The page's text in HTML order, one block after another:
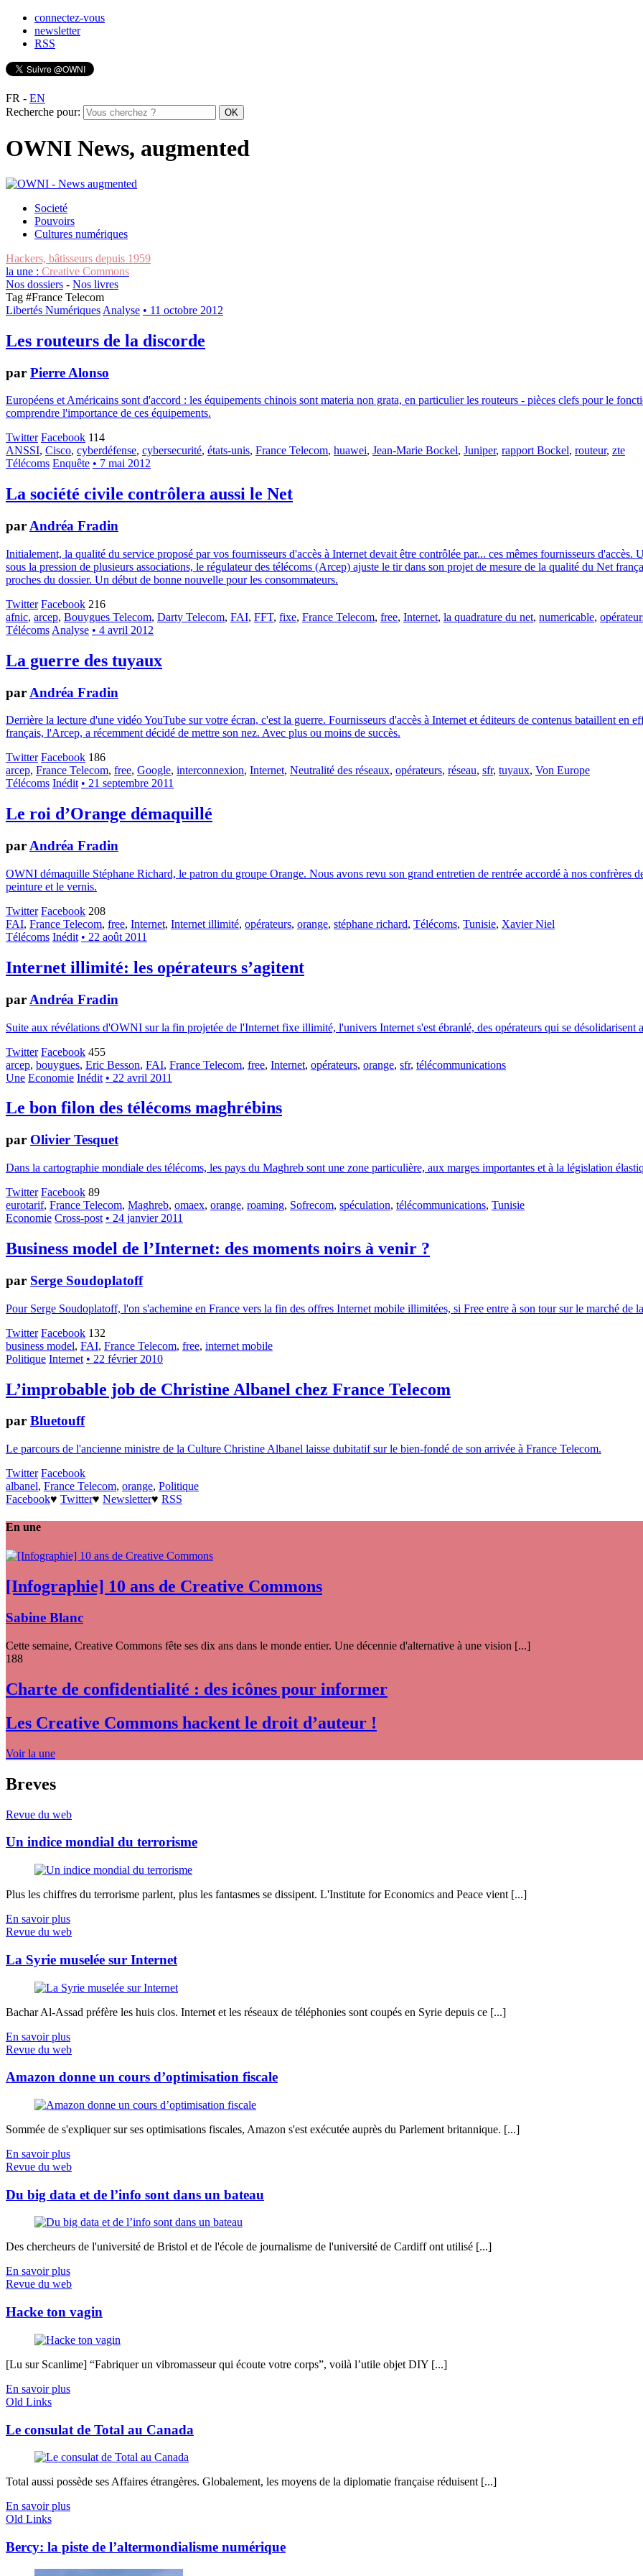
connectez-vous
newsletter
RSS
FR - EN
Recherche pour:
OWNI News, augmented
Societé
Pouvoirs
Cultures numériques
Hackers, bâtisseurs depuis 1959
la une : Creative Commons
Nos dossiers - Nos livres
Tag #France Telecom
Libertés Numériques Analyse • 11 octobre 2012
Les routeurs de la discorde
par Pierre Alonso
Européens et Américains sont d'accord : les équipements chinois sont materia non grata, en particulier les routeurs - pièces clefs pour le
comprendre l'importance de ces équipements.
Twitter Facebook 114
ANSSI, Cisco, cyberdéfense, cybersecurité, états-unis, France Telecom, huawei, Jean-Marie Bockel, Juniper, rapport Bockel, routeur, zte
Télécoms Enquête • 7 mai 2012
La société civile contrôlera aussi le Net
parAndréa Fradin
Initialement, la qualité du service proposé par vos fournisseurs d'accès à Internet devait être contrôlée par... ces mêmes fournisseurs
sous la pression de plusieurs associations, le régulateur des télécoms (Arcep) ajuste le tir dans son projet de mesure de la qualité du Net
proches du dossier. Un début de bonne nouvelle pour les consommateurs.
Twitter Facebook 216
afnic, arcep, Bouygues Telecom, Darty Telecom, FAI, FFT, fixe, France Telecom, free, Internet, la quadrature du net, numericable,
Télécoms Analyse • 4 avril 2012
La guerre des tuyaux
par Andréa Fradin
Derrière la lecture d'une vidéo YouTube sur votre écran, c'est la guerre. Fournisseurs d'accès à Internet et éditeurs de contenus bataillent en
français, l'Arcep, a récemment décidé de mettre son nez. Avec plus ou moins de succès.
Twitter Facebook 186
arcep, France Telecom, free, Google, interconnexion, Internet, Neutralité des réseaux, opérateurs, réseau, sfr, tuyaux, Von Europe
Télécoms Inédit • 21 septembre 2011
Le roi d’Orange démaquillé
parAndréa Fradin
OWNI démaquille Stéphane Richard, le patron du groupe Orange. Nous avons revu son grand entretien de rentrée accordé à nos confrères
peinture et le vernis.
Twitter Facebook 208
FAI, France Telecom, free, Internet, Internet illimité, opérateurs, orange, stéphane richard, Télécoms, Tunisie, Xavier Niel
Télécoms Inédit • 22 août 2011
Internet illimité: les opérateurs s’agitent
par Andréa Fradin
Suite aux révélations d'OWNI sur la fin projetée de l'Internet fixe illimité, l'univers Internet s'est ébranlé, des opérateurs qui se désolidarisent
Twitter Facebook 455
arcep, bouygues, Eric Besson, FAI, France Telecom, free, Internet, opérateurs, orange, sfr, télécommunications
Une Economie Inédit • 22 avril 2011
Le bon filon des télécoms maghrébins
par Olivier Tesquet
Dans la cartographie mondiale des télécoms, les pays du Maghreb sont une zone particulière, aux marges importantes et à la législation
Twitter Facebook 89
eurotarif, France Telecom, Maghreb, omaex, orange, roaming, Sofrecom, spéculation, télécommunications, Tunisie
Economie Cross-post • 24 janvier 2011
Business model de l’Internet: des moments noirs à venir ?
par Serge Soudoplatoff
Pour Serge Soudoplatoff, l'on s'achemine en France vers la fin des offres Internet mobile illimitées, si Free entre à son tour sur le marché de
Twitter Facebook 132
business model, FAI, France Telecom, free, internet mobile
Politique Internet • 22 février 2010
L’improbable job de Christine Albanel chez France Telecom
par Bluetouff
Le parcours de l'ancienne ministre de la Culture Christine Albanel laisse dubitatif sur le bien-fondé de son arrivée à France Telecom.
Twitter Facebook
albanel, France Telecom, orange, Politique
Facebook♥ Twitter♥ Newsletter♥ RSS
En une
[Infographie] 10 ans de Creative Commons
Sabine Blanc
Cette semaine, Creative Commons fête ses dix ans dans le monde entier. Une décennie d'alternative à une vision [...]
188
Charte de confidentialité : des icônes pour informer
Les Creative Commons hackent le droit d’auteur !
Voir la une
Breves
Revue du web
Un indice mondial du terrorisme
Plus les chiffres du terrorisme parlent, plus les fantasmes se dissipent. L'Institute for Economics and Peace vient [...]
En savoir plus
Revue du web
La Syrie muselée sur Internet
Bachar Al-Assad préfère les huis clos. Internet et les réseaux de téléphonies sont coupés en Syrie depuis ce [...]
En savoir plus
Revue du web
Amazon donne un cours d’optimisation fiscale
Sommée de s'expliquer sur ses optimisations fiscales, Amazon s'est exécutée auprès du Parlement britannique. [...]
En savoir plus
Revue du web
Du big data et de l’info sont dans un bateau
Des chercheurs de l'université de Bristol et de l'école de journalisme de l'université de Cardiff ont utilisé [...]
En savoir plus
Revue du web
Hacke ton vagin
[Lu sur Scanlime] “Fabriquer un vibromasseur qui écoute votre corps”, voilà l’utile objet DIY [...]
En savoir plus
Old Links
Le consulat de Total au Canada
Total aussi possède ses Affaires étrangères. Globalement, les moyens de la diplomatie française réduisent [...]
En savoir plus
Old Links
Bercy: la piste de l’altermondialisme numérique